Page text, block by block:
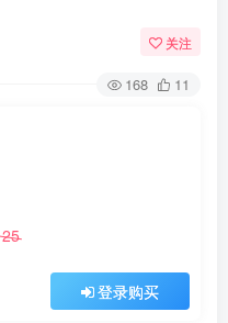
关注
168 11
25
登录购买